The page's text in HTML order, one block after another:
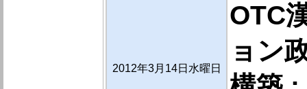
2012年3月14日水曜日
OTC
ョン